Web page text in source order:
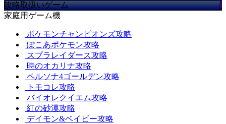
攻略取扱いゲーム
家庭用ゲーム機
ポケモンチャンピオンズ攻略
ぽこあポケモン攻略
スプラレイダース攻略
時のオカリナ攻略
ペルソナ4ゴールデン攻略
トモコレ攻略
バイオレクイエム攻略
紅の砂漠攻略
デイモン&ベイビー攻略